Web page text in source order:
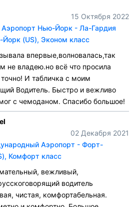
15 Октября 2022
Нью-Йорк - Ла-Гардия
(US), Эконом класс
впервые,волновалась,так
не владею.но всё что просила
И табличка с моим
Водитель. Быстро и вежливо
с чемоданом. Спасибо большое!
02 Декабря 2021
Аэропорт - Форт-
Комфорт класс
вежливый,
водитель
чистая, комфортабельная.